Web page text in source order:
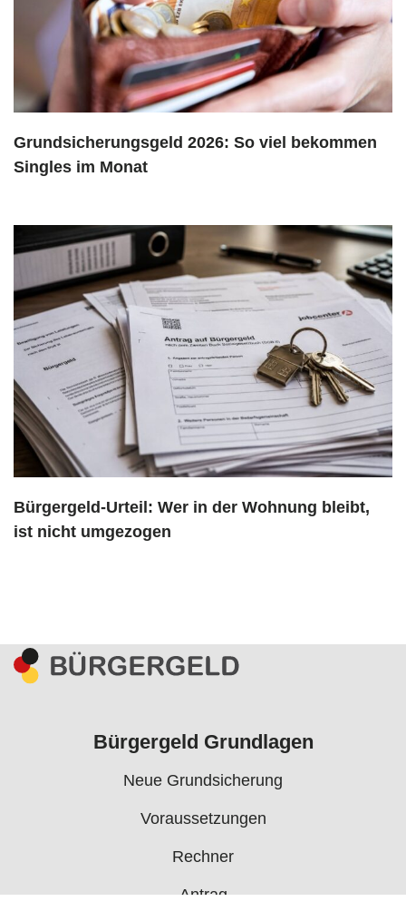
Grundsicherungsgeld 2026: So viel bekommen
Singles im Monat
Bürgergeld-Urteil: Wer in der Wohnung bleibt,
ist nicht umgezogen
Bürgergeld Grundlagen
Neue Grundsicherung
Voraussetzungen
Rechner
Antrag